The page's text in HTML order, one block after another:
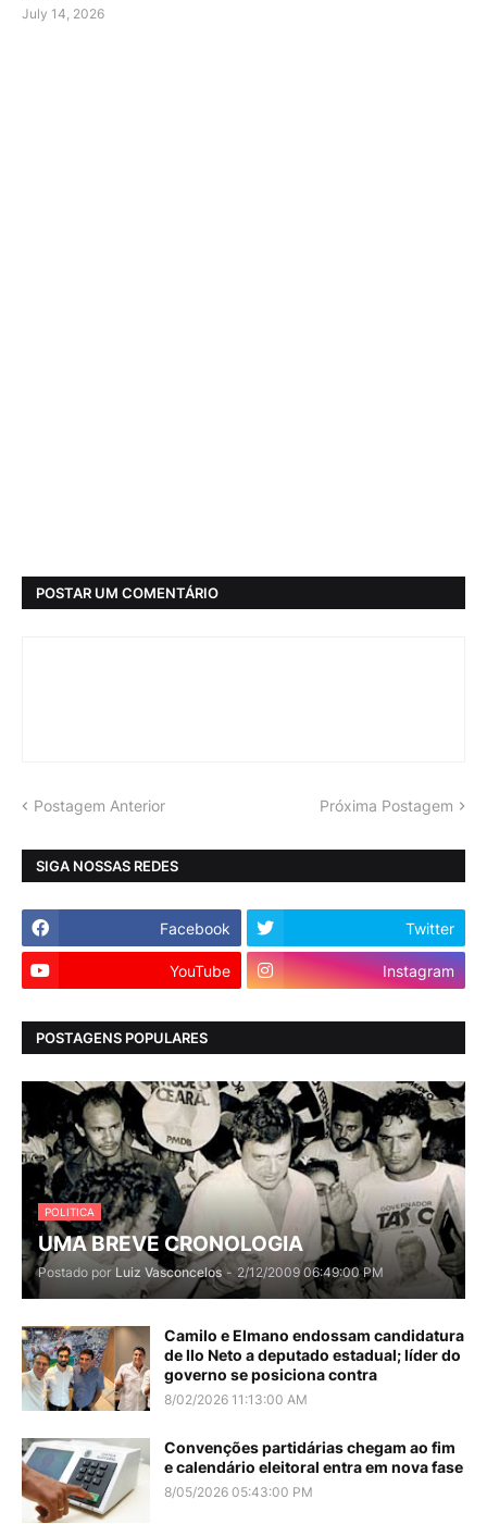
July 14, 2026
POSTAR UM COMENTÁRIO
Postagem Anterior Próxima Postagem
SIGA NOSSAS REDES
Facebook Twitter
YouTube Instagram
POSTAGENS POPULARES
POLITICA
UMA BREVE CRONOLOGIA
Postado por Luiz Vasconcelos - 2/12/2009 06:49:00 PM
Camilo e Elmano endossam candidatura
de Ilo Neto a deputado estadual; líder do
governo se posiciona contra
8/02/2026 11:13:00 AM
Convenções partidárias chegam ao fim
e calendário eleitoral entra em nova fase
8/05/2026 05:43:00 PM